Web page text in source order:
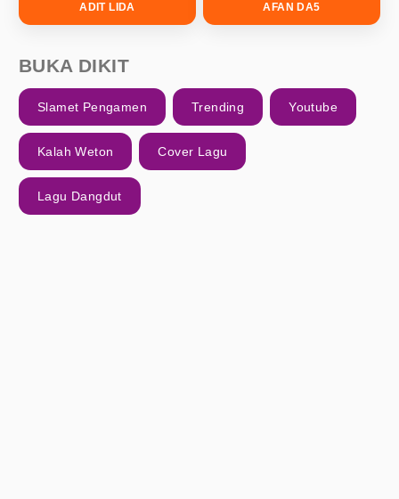
ADIT LIDA AFAN DA5
BUKA DIKIT
Slamet Pengamen Trending Youtube
Kalah Weton Cover Lagu
Lagu Dangdut